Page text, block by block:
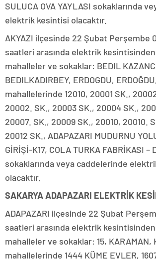
SULUCA OVA YAYLASI sokaklarında
elektrik kesintisi olacaktır.
AKYAZI ilçesinde 22 Şubat Perşembe
saatleri arasında elektrik
mahalleler ve sokaklar: BEDIL
BEDILKADIRBEY, ERDOGDU,
mahallelerinde 12010, 20001 SK.,
20002. SK., 20003 SK., 20004 SK.,
20007. SK., 20009 SK., 20010, 20010.
20012 SK., ADAPAZARI MUDURNU
GİRİŞİ-K17, COLA TURKA FABRİKASI –
sokaklarında veya caddelerinde
olacaktır.
SAKARYA ADAPAZARI ELEKTRİK
ADAPAZARI ilçesinde 22 Şubat
saatleri arasında elektrik
mahalleler ve sokaklar: 15, KARAMAN,
mahallelerinde 1444 KÜME EVLER,